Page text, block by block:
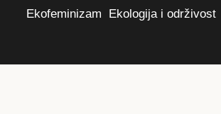
Ekofeminizam Ekologija i održivost